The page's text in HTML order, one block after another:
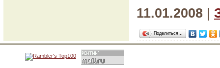
11.01.2008
Поделиться…